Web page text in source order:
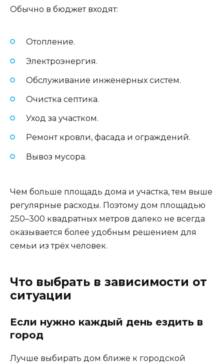
Обычно в бюджет входят:
Отопление.
Электроэнергия.
Обслуживание инженерных систем.
Очистка септика.
Уход за участком.
Ремонт кровли, фасада и ограждений.
Вывоз мусора.
Чем больше площадь дома и участка, тем выше
регулярные расходы. Поэтому дом площадью
250–300 квадратных метров далеко не всегда
оказывается более удобным решением для
семьи из трёх человек.
Что выбрать в зависимости от
ситуации
Если нужно каждый день ездить в
город
Лучше выбирать дом ближе к городской